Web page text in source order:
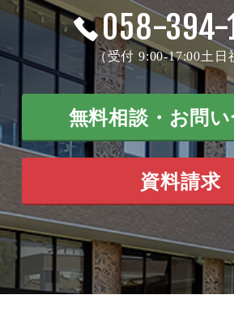
058-394-
（受付 9:00-17:00土日
無料相談・お問
資料請求